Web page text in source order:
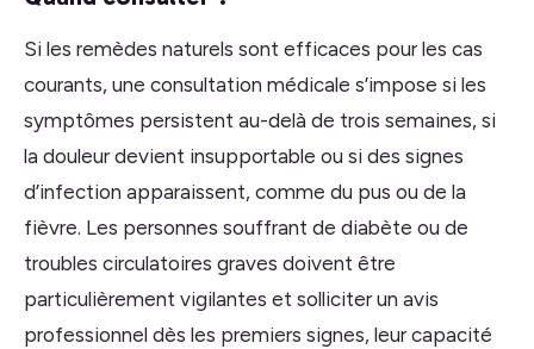
Si les remèdes naturels sont efficaces pour les cas
courants, une consultation médicale s’impose si les
symptômes persistent au-delà de trois semaines, si
la douleur devient insupportable ou si des signes
d’infection apparaissent, comme du pus ou de la
fièvre. Les personnes souffrant de diabète ou de
troubles circulatoires graves doivent être
particulièrement vigilantes et solliciter un avis
professionnel dès les premiers signes, leur capacité